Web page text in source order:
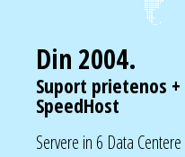
Din 2004.
Suport prietenos
SpeedHost
Servere in 6 Data